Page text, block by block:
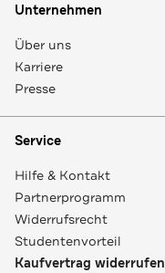
Unternehmen
Über uns
Karriere
Presse
Service
Hilfe & Kontakt
Partnerprogramm
Widerrufsrecht
Studentenvorteil
Kaufvertrag widerrufen